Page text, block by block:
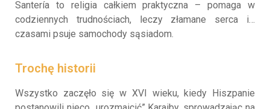
Santería to religia całkiem praktyczna – pomaga w
codziennych trudnościach, leczy złamane serca i…
czasami psuje samochody sąsiadom.
Trochę historii
Wszystko zaczęło się w XVI wieku, kiedy Hiszpanie